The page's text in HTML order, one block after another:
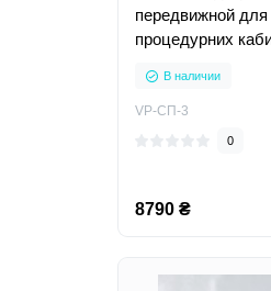
передвижной для
процедурних
В наличии
VP-СП-3
0
8790 ₴